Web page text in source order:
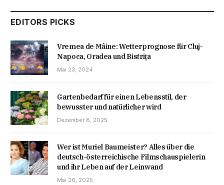
EDITORS PICKS
Vremea de Mâine: Wetterprognose für Cluj-
Napoca, Oradea und Bistrița
Mai 23, 2024
Gartenbedarf für einen Lebensstil, der
bewusster und natürlicher wird
Dezember 8, 2025
Wer ist Muriel Baumeister? Alles über die
deutsch-österreichische Filmschauspielerin
und ihr Leben auf der Leinwand
Mai 26, 2025